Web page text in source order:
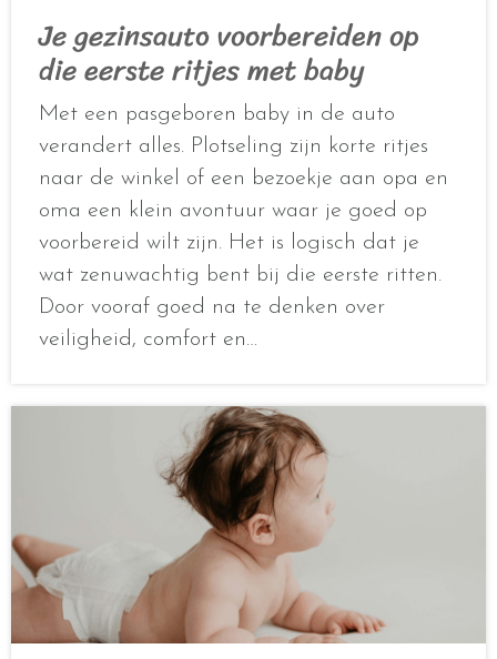
Je gezinsauto voorbereiden op
die eerste ritjes met baby
Met een pasgeboren baby in de auto
verandert alles. Plotseling zijn korte ritjes
naar de winkel of een bezoekje aan opa en
oma een klein avontuur waar je goed op
voorbereid wilt zijn. Het is logisch dat je
wat zenuwachtig bent bij die eerste ritten.
Door vooraf goed na te denken over
veiligheid, comfort en…